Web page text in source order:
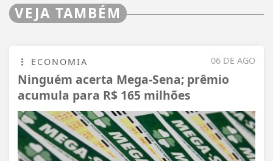
VEJA TAMBÉM
06 DE AGO
ECONOMIA
Ninguém acerta Mega-Sena; prêmio
acumula para R$ 165 milhões